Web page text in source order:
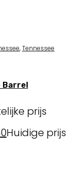
,Tennessee
Barrel
prijs
Huidige prijs